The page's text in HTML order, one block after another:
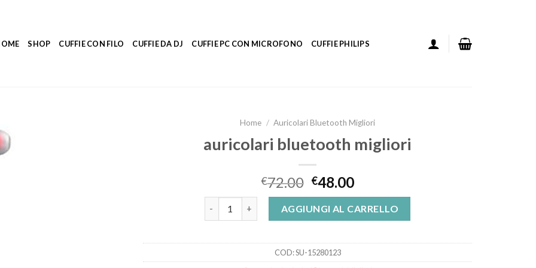
SHOP CUFFIE CON FILO CUFFIE DA DJ CUFFIE PC CON MICROFONO CUFFIE PHILIPS
Home / Auricolari Bluetooth Migliori
auricolari bluetooth migliori
€72.00 €48.00
AGGIUNGI AL CARRELLO
COD:SU-15280123